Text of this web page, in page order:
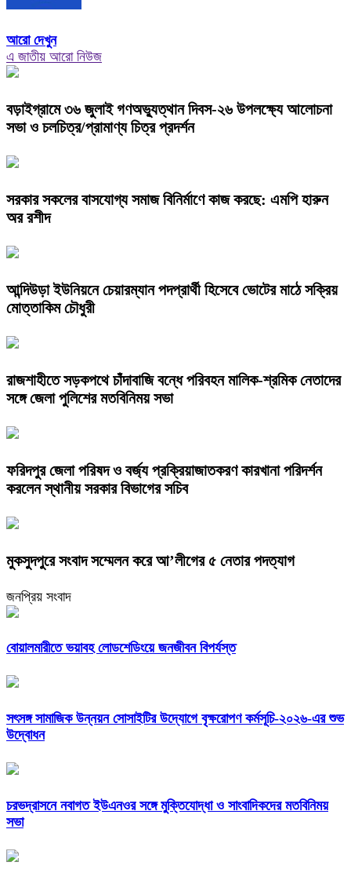
আরো দেখুন
এ জাতীয় আরো নিউজ
বড়াইগ্রামে ৩৬ জুলাই গণঅভ্যুত্থান দিবস-২৬ উপলক্ষ্যে আলোচনা
সভা ও চলচিত্র/প্রামাণ্য চিত্র প্রদর্শন
সরকার সকলের বাসযোগ্য সমাজ বিনির্মাণে কাজ করছে: এমপি হারুন
অর রশীদ
আন্দিউড়া ইউনিয়নে চেয়ারম্যান পদপ্রার্থী হিসেবে ভোটের মাঠে সক্রিয়
মোত্তাকিম চৌধুরী
রাজশাহীতে সড়কপথে চাঁদাবাজি বন্ধে পরিবহন মালিক-শ্রমিক নেতাদের
সঙ্গে জেলা পুলিশের মতবিনিময় সভা
ফরিদপুর জেলা পরিষদ ও বর্জ্য প্রক্রিয়াজাতকরণ কারখানা পরিদর্শন
করলেন স্থানীয় সরকার বিভাগের সচিব
মুকসুদপুরে সংবাদ সম্মেলন করে আ’লীগের ৫ নেতার পদত্যাগ
জনপ্রিয় সংবাদ
বোয়ালমারীতে ভয়াবহ লোডশেডিংয়ে জনজীবন বিপর্যস্ত
সৎসঙ্গ সামাজিক উন্নয়ন সোসাইটির উদ্যোগে বৃক্ষরোপণ কর্মসূচি-২০২৬-এর শুভ
উদ্বোধন
চরভদ্রাসনে নবাগত ইউএনওর সঙ্গে মুক্তিযোদ্ধা ও সাংবাদিকদের মতবিনিময়
সভা